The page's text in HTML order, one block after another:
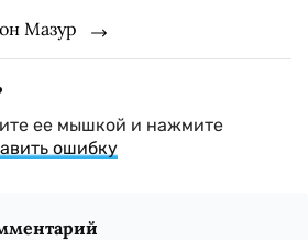
Мазур
ее мышкой и нажмите
ошибку